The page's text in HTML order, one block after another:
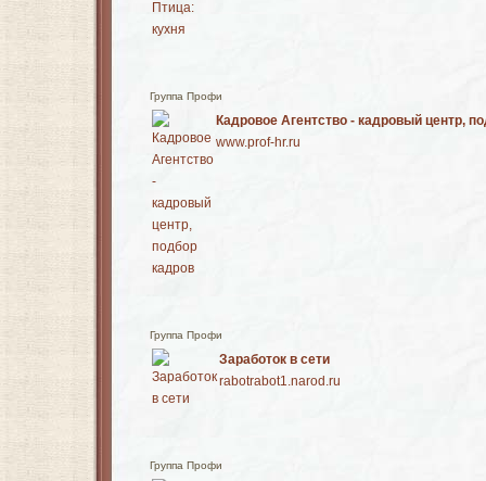
Группа Профи
Кадровое Агентство - кадровый центр,
www.prof-hr.ru
Группа Профи
Заработок в сети
rabotrabot1.narod.ru
Группа Профи